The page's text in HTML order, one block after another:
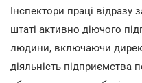
Інспектори праці відразу
штаті активно діючого
людини, включаючи
діяльність